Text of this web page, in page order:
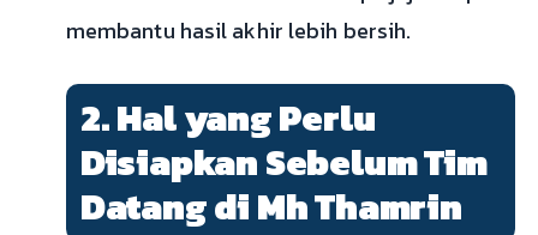
membantu hasil akhir lebih bersih.
2. Hal yang Perlu
Disiapkan Sebelum Tim
Datang di Mh Thamrin